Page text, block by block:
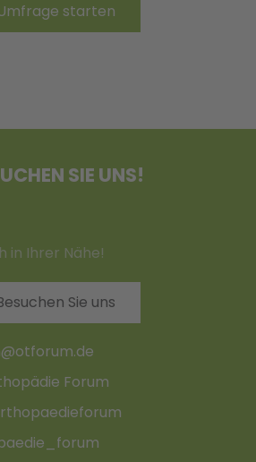
starten
SIE UNS!
in Ihrer Nähe!
Sie uns
Forum